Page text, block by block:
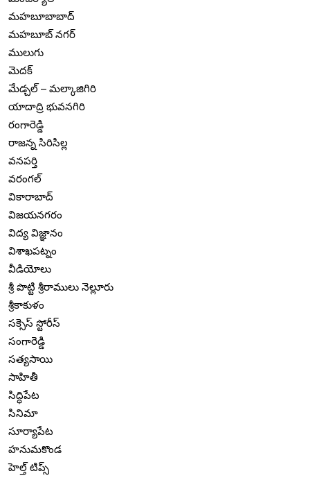
మహబూబాబాద్
మహబూబ్ నగర్
ములుగు
మెదక్
మేడ్చల్ – మల్కాజిగిరి
యాదాద్రి భువనగిరి
రంగారెడ్డి
రాజన్న సిరిసిల్ల
వనపర్తి
వరంగల్
వికారాబాద్
విజయనగరం
విద్య విజ్ఞానం
విశాఖపట్నం
వీడియోలు
శ్రీ పొట్టి శ్రీరాములు నెల్లూరు
శ్రీకాకుళం
సక్సెస్ స్టోరీస్
సంగారెడ్డి
సత్యసాయి
సాహితీ
సిద్ధిపేట
సినిమా
సూర్యాపేట
హనుమకొండ
హెల్త్ టిప్స్